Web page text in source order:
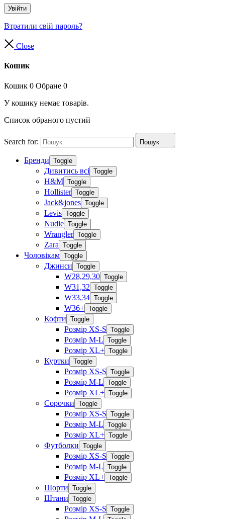
Увійти
Втратили свій пароль?
Close
Кошик
Кошик 0 Обране 0
У кошику немає товарів.
Список обраного пустий
Search for: Пошук
Бренди Toggle
Дивитись всі Toggle
H&M Toggle
Hollister Toggle
Jack&jones Toggle
Levis Toggle
Nudie Toggle
Wrangler Toggle
Zara Toggle
Чоловікам Toggle
Джинси Toggle
W28,29,30 Toggle
W31,32 Toggle
W33,34 Toggle
W36+ Toggle
Кофти Toggle
Розмір XS-S Toggle
Розмір M-L Toggle
Розмір XL+ Toggle
Куртки Toggle
Розмір XS-S Toggle
Розмір M-L Toggle
Розмір XL+ Toggle
Сорочки Toggle
Розмір XS-S Toggle
Розмір M-L Toggle
Розмір XL+ Toggle
Футболки Toggle
Розмір XS-S Toggle
Розмір M-L Toggle
Розмір XL+ Toggle
Шорти Toggle
Штани Toggle
Розмір XS-S Toggle